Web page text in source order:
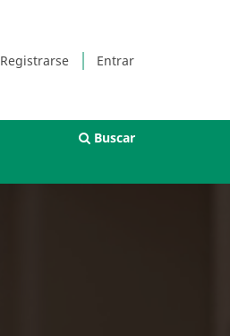
Registrarse Entrar
Buscar